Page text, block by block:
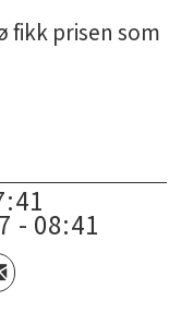
fikk prisen som
- 08:41